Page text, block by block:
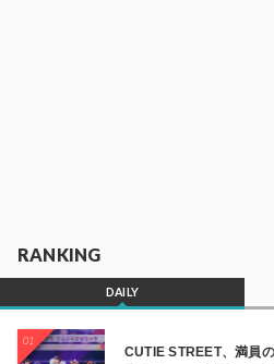
RANKING
DAILY
01
CUTIE STREET、満員